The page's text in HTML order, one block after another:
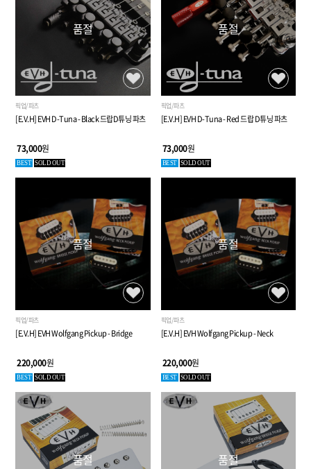
품절
픽업/파츠
[E.V.H] EVH D-Tuna - Black 드랍D튜닝 파츠
73,000원
BEST SOLD OUT
품절
픽업/파츠
[E.V.H] EVH D-Tuna - Red 드랍 D튜닝 파츠
73,000원
BEST SOLD OUT
품절
픽업/파츠
[E.V.H] EVH Wolfgang Pickup - Bridge
220,000원
BEST SOLD OUT
품절
픽업/파츠
[E.V.H] EVH Wolfgang Pickup - Neck
220,000원
BEST SOLD OUT
품절 품절